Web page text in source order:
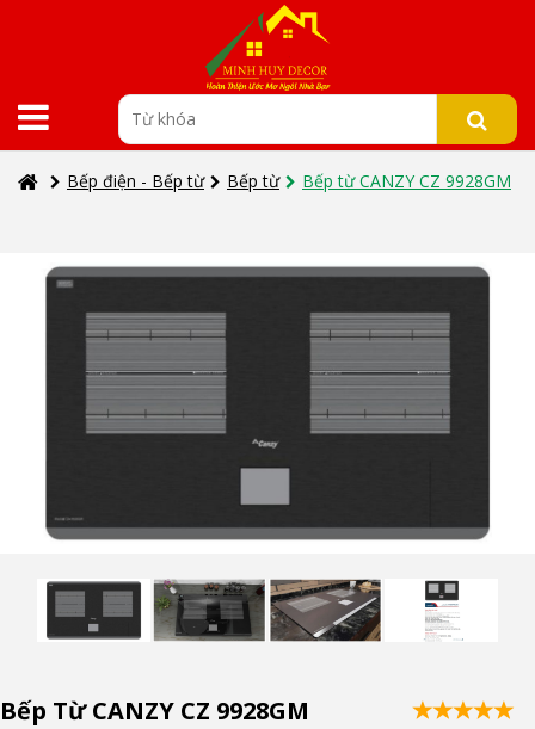
Bếp điện - Bếp từ Bếp từ Bếp từ CANZY CZ 9928GM
Bếp Từ CANZY CZ 9928GM